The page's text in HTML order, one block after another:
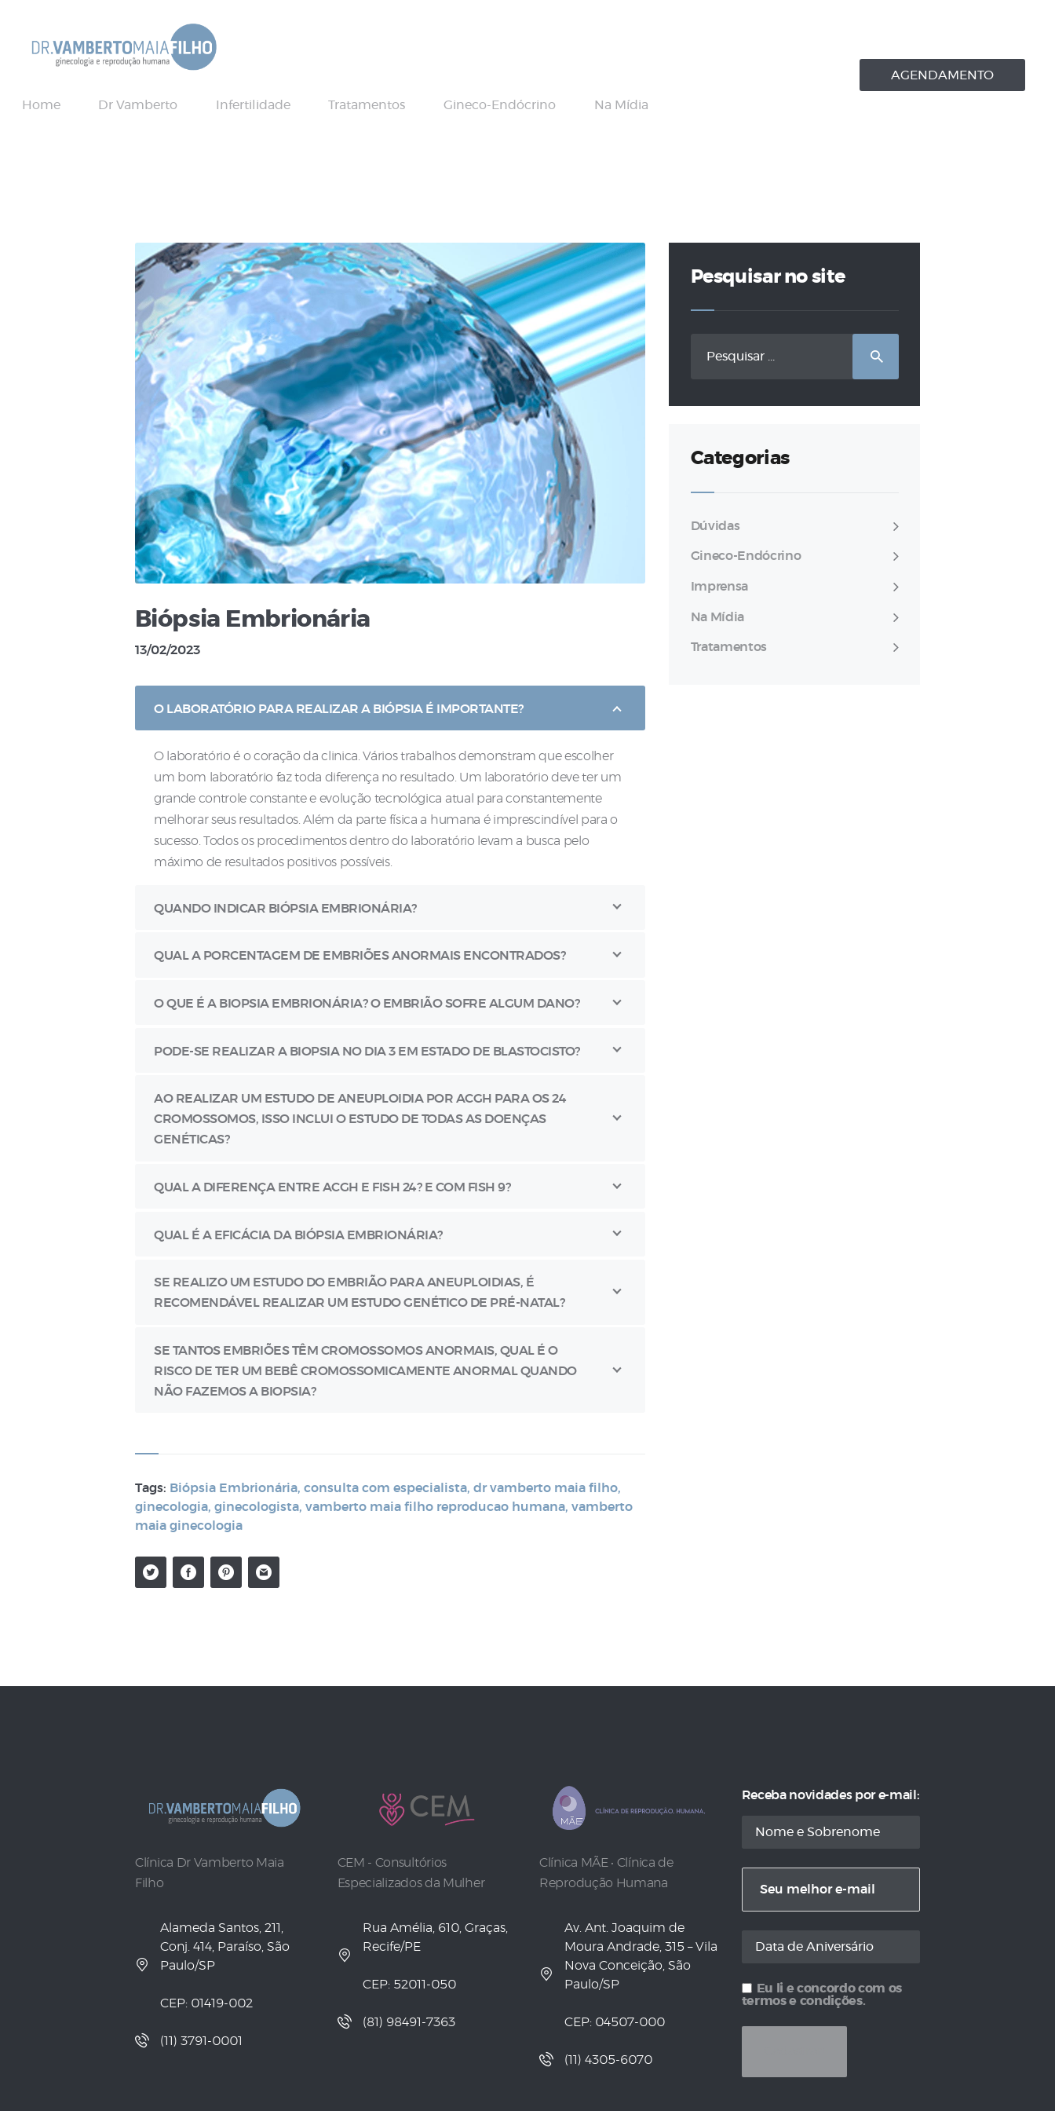
Home Dr Vamberto Infertilidade Tratamentos Gineco-Endócrino Na Mídia
AGENDAMENTO
Maia
Endócrino
Contato
Biópsia Embrionária
13/02/2023
O LABORATÓRIO PARA REALIZAR A BIÓPSIA É IMPORTANTE?
O laboratório é o coração da clinica. Vários trabalhos demonstram que escolher
um bom laboratório faz toda diferença no resultado. Um laboratório deve ter um
grande controle constante e evolução tecnológica atual para constantemente
melhorar seus resultados. Além da parte física a humana é imprescindível para o
sucesso. Todos os procedimentos dentro do laboratório levam a busca pelo
máximo de resultados positivos possíveis.
QUANDO INDICAR BIÓPSIA EMBRIONÁRIA?
QUAL A PORCENTAGEM DE EMBRIÕES ANORMAIS ENCONTRADOS?
O QUE É A BIOPSIA EMBRIONÁRIA? O EMBRIÃO SOFRE ALGUM DANO?
PODE-SE REALIZAR A BIOPSIA NO DIA 3 EM ESTADO DE BLASTOCISTO?
AO REALIZAR UM ESTUDO DE ANEUPLOIDIA POR ACGH PARA OS 24
CROMOSSOMOS, ISSO INCLUI O ESTUDO DE TODAS AS DOENÇAS
GENÉTICAS?
QUAL A DIFERENÇA ENTRE ACGH E FISH 24? E COM FISH 9?
QUAL É A EFICÁCIA DA BIÓPSIA EMBRIONÁRIA?
SE REALIZO UM ESTUDO DO EMBRIÃO PARA ANEUPLOIDIAS, É
RECOMENDÁVEL REALIZAR UM ESTUDO GENÉTICO DE PRÉ-NATAL?
SE TANTOS EMBRIÕES TÊM CROMOSSOMOS ANORMAIS, QUAL É O
RISCO DE TER UM BEBÊ CROMOSSOMICAMENTE ANORMAL QUANDO
NÃO FAZEMOS A BIOPSIA?
Tags: Biópsia Embrionária, consulta com especialista, dr vamberto maia filho,
ginecologia, ginecologista, vamberto maia filho reproducao humana, vamberto
maia ginecologia
Pesquisar no site
Categorias
Dúvidas
Gineco-Endócrino
Imprensa
Na Mídia
Tratamentos
Clínica Dr Vamberto Maia
Filho
Alameda Santos, 211,
Conj. 414, Paraíso, São
Paulo/SP
CEP: 01419-002
(11) 3791-0001
CEM - Consultórios
Especializados da Mulher
Rua Amélia, 610, Graças,
Recife/PE
CEP: 52011-050
(81) 98491-7363
Clínica MÃE • Clínica de
Reprodução Humana
Av. Ant. Joaquim de
Moura Andrade, 315 – Vila
Nova Conceição, São
Paulo/SP
CEP: 04507-000
(11) 4305-6070
Receba novidades por e-mail:
Eu li e concordo com os
termos e condições.